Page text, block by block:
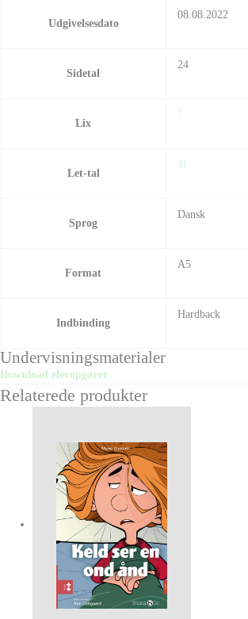
Udgivelsesdato
08.08.2022
Sidetal
24
Lix
7
Let-tal
Sprog
Dansk
Format
A5
Indbinding
Hardback
Undervisningsmaterialer
Download elevopgaver
Relaterede produkter